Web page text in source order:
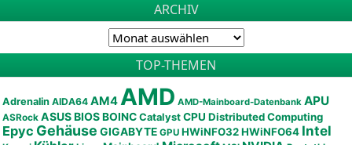
ARCHIV
TOP-THEMEN
Adrenalin AIDA64 AM4AMD AMD-Mainboard-Datenbank APU
ASRock ASUSBIOSBOINC Catalyst CPU Distributed Computing
Epyc Gehäuse GIGABYTE GPU HWiNFO32HWiNFO64 Intel